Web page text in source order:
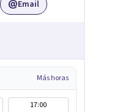
Email
Más horas
17:00